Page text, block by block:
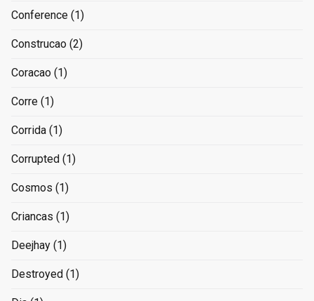
Conference (1)
Construcao (2)
Coracao (1)
Corre (1)
Corrida (1)
Corrupted (1)
Cosmos (1)
Criancas (1)
Deejhay (1)
Destroyed (1)